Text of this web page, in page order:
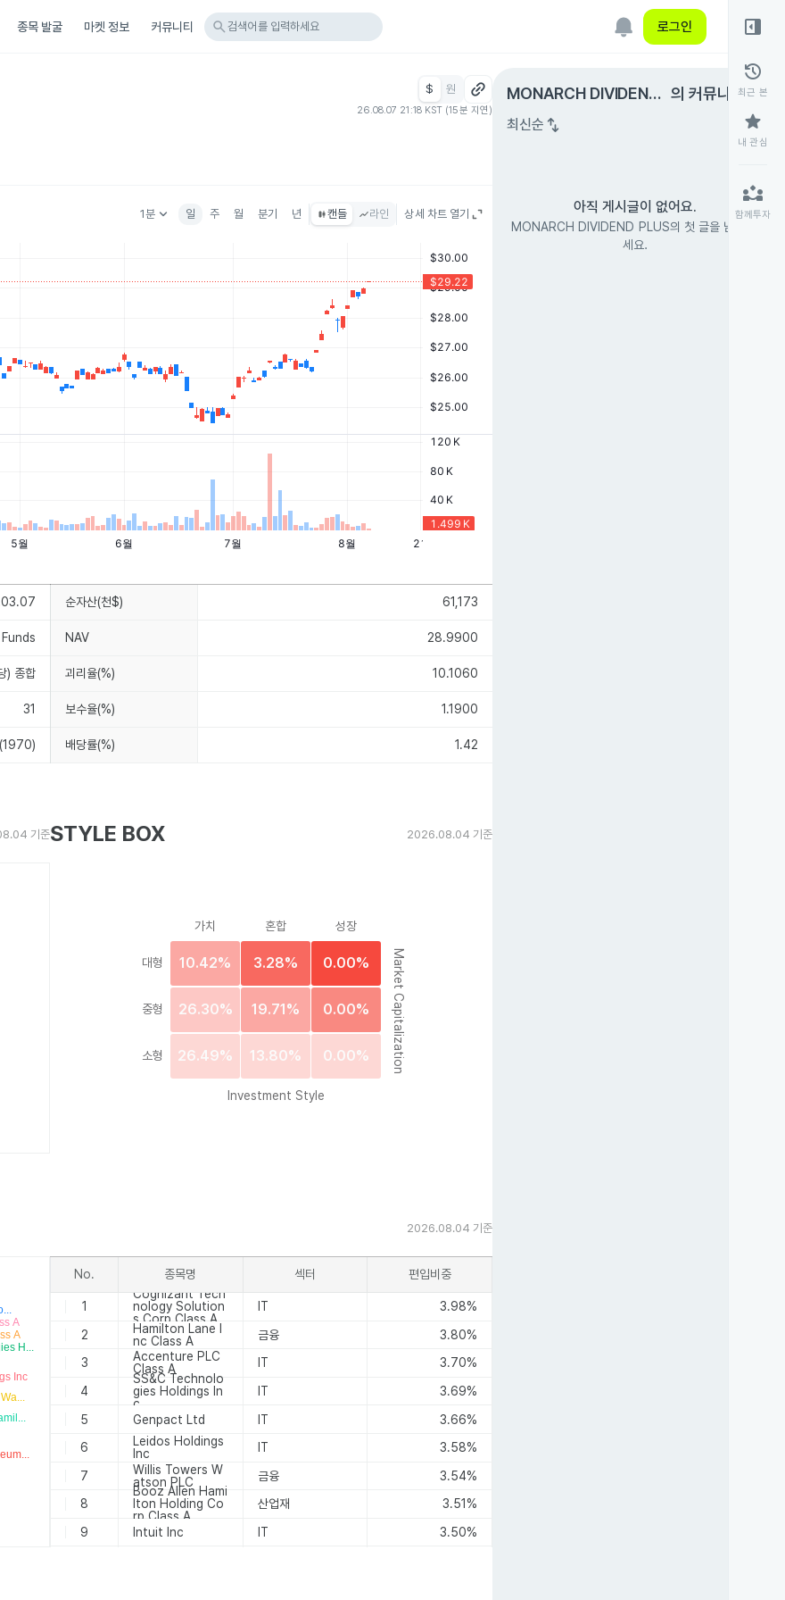
종목 발굴 마켓 정보 커뮤니티 search 검색어를 입력하세요 로그인
$ 원
26.08.07 21:18 KST (15분 지연)
1분keyboard_arrow_down 일 주 월 분기 년 캔들 라인 상세 차트 열기
MONARCH DIVIDEND
PLUS
의 커뮤니티expand_circle_right
최신순 swap_vert
아직 게시글이 없어요.
MONARCH DIVIDEND PLUS의 첫 글을 남겨 보
세요.
right_panel_open
history
최근 본
star
내 관심
partner_exchange
함께투자